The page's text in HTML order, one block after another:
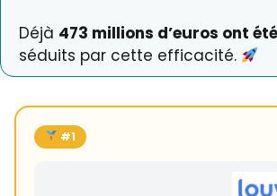
Déjà 473 millions d’euros ont
séduits par cette efficacité.
#1